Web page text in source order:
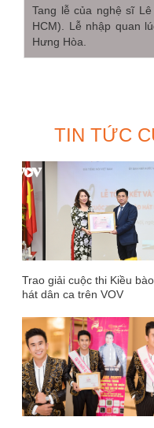
Tang lễ của nghệ sĩ
HCM). Lễ nhập quan
Hưng Hòa.
TIN TỨC
Trao giải cuộc thi Kiều bào
hát dân ca trên VOV